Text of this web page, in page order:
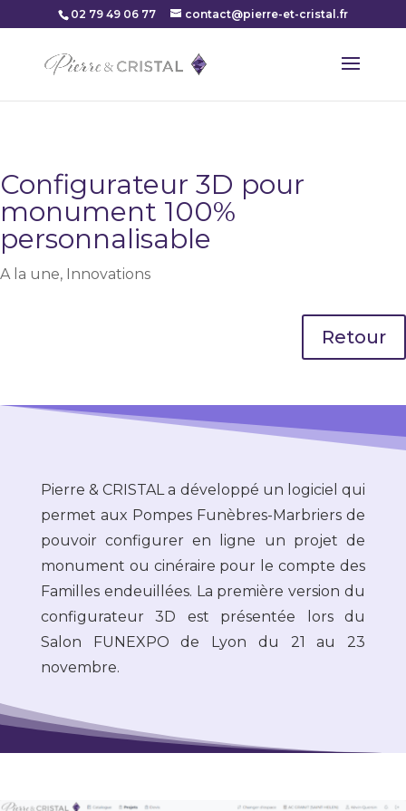
02 79 49 06 77 contact@pierre-et-cristal.fr
Configurateur 3D pour
monument 100%
personnalisable
A la une, Innovations
Retour
Pierre & CRISTAL a développé un logiciel qui
permet aux Pompes Funèbres-Marbriers de
pouvoir configurer en ligne un projet de
monument ou cinéraire pour le compte des
Familles endeuillées. La première version du
configurateur 3D est présentée lors du
Salon FUNEXPO de Lyon du 21 au 23
novembre.